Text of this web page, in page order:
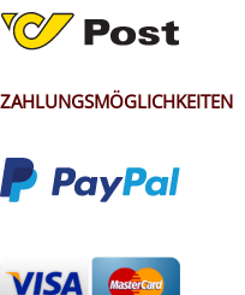
ZAHLUNGSMÖGLICHKEITEN